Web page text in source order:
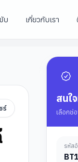
บ เกี่ยวกับเรา
ร์
สนใ
เลือกช่
รหัส
BT